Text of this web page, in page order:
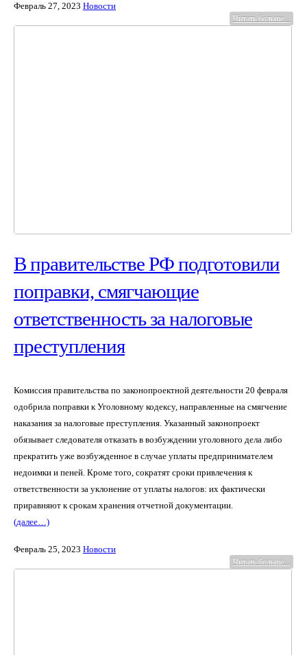
Февраль 27, 2023 Новости
Читать больше...
В правительстве РФ подготовили
поправки, смягчающие
ответственность за налоговые
преступления
Комиссия правительства по законопроектной деятельности 20 февраля
одобрила поправки к Уголовному кодексу, направленные на смягчение
наказания за налоговые преступления. Указанный законопроект
обязывает следователя отказать в возбуждении уголовного дела либо
прекратить уже возбужденное в случае уплаты предпринимателем
недоимки и пеней. Кроме того, сократят сроки привлечения к
ответственности за уклонение от уплаты налогов: их фактически
приравняют к срокам хранения отчетной документации.
(далее…)
Февраль 25, 2023 Новости
Читать больше...